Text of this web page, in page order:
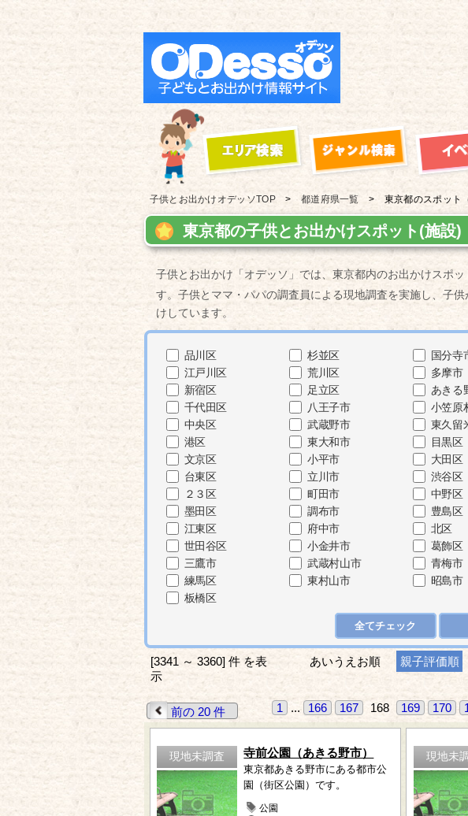
子供とお出かけ オデッソTOP 都道府県一覧 東京都のスポット
東京都の子供とお出かけスポット(施設)
子供とお出かけ「オデッソ」では、東京都内のお出かけスポッ
す。子供とママ・パパの調査員による現地調査を実施し、子
けしています。
品川区
江戸川区
新宿区
千代田区
中央区
港区
文京区
台東区
２３区
墨田区
江東区
世田谷区
三鷹市
練馬区
板橋区
杉並区
荒川区
足立区
八王子市
武蔵野市
東大和市
小平市
立川市
町田市
調布市
府中市
小金井市
武蔵村山市
東村山市
国分寺
多摩市
あきる
小笠原
東久留
目黒区
大田区
渋谷区
中野区
豊島区
北区
葛飾区
青梅市
昭島市
全てチェック
[3341 ～ 3360] 件 を表
示
あいうえお順 親子評価順
前の 20 件 1 ... 166 167 168 169 170
現地未調査 寺前公園（あきる野市）
東京都あきる野市にある都市公
園（街区公園）です。
公園
現地未